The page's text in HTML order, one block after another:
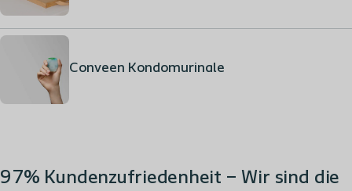
Conveen Kondomurinale
97% Kundenzufriedenheit – Wir sind die